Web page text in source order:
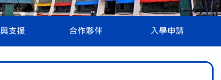
支援 合作夥伴 入學申請